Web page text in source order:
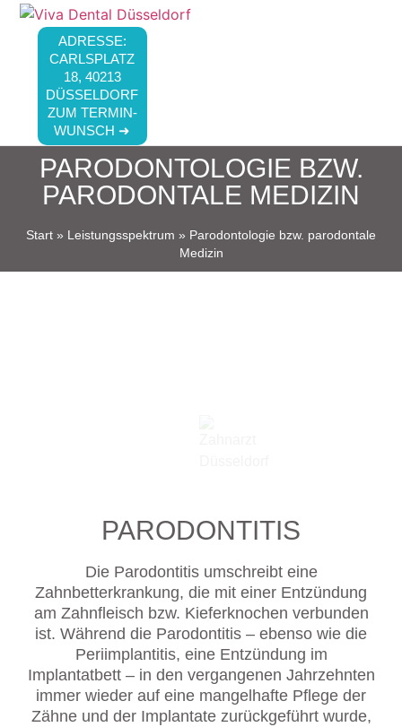
ADRESSE:
CARLSPLATZ
18, 40213
DÜSSELDORF
ZUM TERMIN-
WUNSCH ➜
PARODONTOLOGIE BZW.
PARODONTALE MEDIZIN
Start » Leistungsspektrum » Parodontologie bzw. parodontale
Medizin
PARODONTITIS
Die Parodontitis umschreibt eine
Zahnbetterkrankung, die mit einer Entzündung
am Zahnfleisch bzw. Kieferknochen verbunden
ist. Während die Parodontitis – ebenso wie die
Periimplantitis, eine Entzündung im
Implantatbett – in den vergangenen Jahrzehnten
immer wieder auf eine mangelhafte Pflege der
Zähne und der Implantate zurückgeführt wurde,